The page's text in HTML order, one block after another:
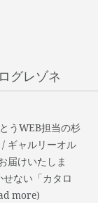
グレゾネ
うWEB担当の杉
ギャルリーオル
届けいたしま
ない「カタロ
more)